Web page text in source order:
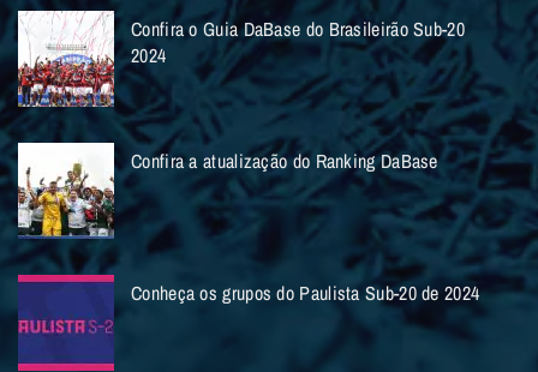
Confira o Guia DaBase do Brasileirão Sub-20
2024
Confira a atualização do Ranking DaBase
Conheça os grupos do Paulista Sub-20 de 2024